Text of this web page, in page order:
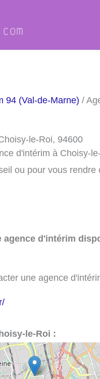
94 (Val-de-Marne) /
le-Roi, 94600
d'intérim à Choisy-
ou pour vous
agence d'intérim
une agence
le-Roi :